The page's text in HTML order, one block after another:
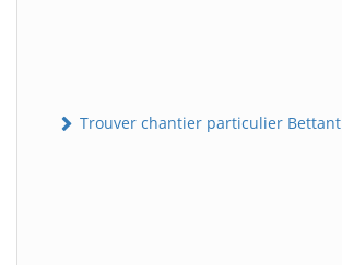
Trouver chantier particulier Bettant